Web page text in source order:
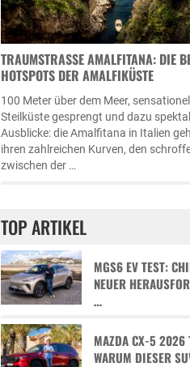
TRAUMSTRASSE AMALFITANA: DIE
OTSPOTS DER AMALFIKÜSTE
100 Meter über dem Meer,
Steilküste gesprengt und dazu
Ausblicke: die Amalfitana in Italien
ihren zahlreichen Kurven, den
zwischen der …
TOP ARTIKEL
MGS6 EV TEST:
NEUER
…
MAZDA CX-5 2026
WARUM DIESER